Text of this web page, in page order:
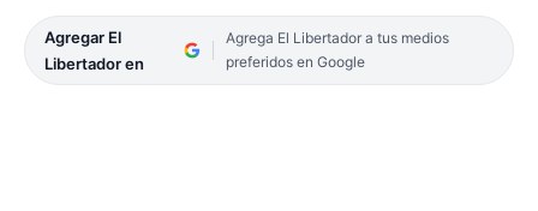
Agregar El
Libertador en
Agrega El Libertador a tus medios
preferidos en Google